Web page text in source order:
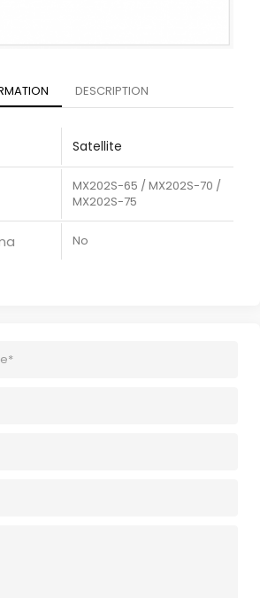
DESCRIPTION
Satellite
MX202S-65 / MX202S-70 /
MX202S-75
No